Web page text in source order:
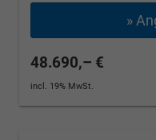
»
48.690,– €
incl. 19% MwSt.